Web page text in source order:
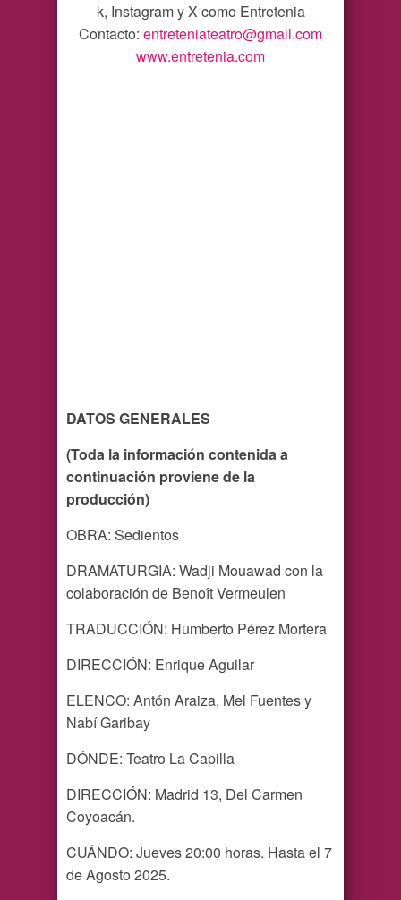
k, Instagram y X como Entretenia
Contacto: entreteniateatro@gmail.com
www.entretenia.com
DATOS GENERALES
(Toda la información contenida a
continuación proviene de la
producción)
OBRA: Sedientos
DRAMATURGIA: Wadji Mouawad con la
colaboración de Benoît Vermeulen
TRADUCCIÓN: Humberto Pérez Mortera
DIRECCIÓN: Enrique Aguilar
ELENCO: Antón Araiza, Mel Fuentes y
Nabí Garibay
DÓNDE: Teatro La Capilla
DIRECCIÓN: Madrid 13, Del Carmen
Coyoacán.
CUÁNDO: Jueves 20:00 horas. Hasta el 7
de Agosto 2025.